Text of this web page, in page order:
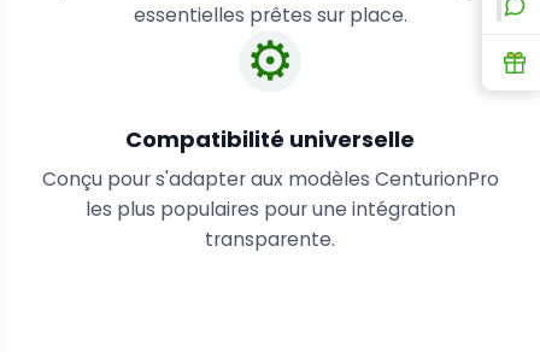
essentielles prêtes sur place.
⚙️
Compatibilité universelle
Conçu pour s'adapter aux modèles CenturionPro
les plus populaires pour une intégration
transparente.